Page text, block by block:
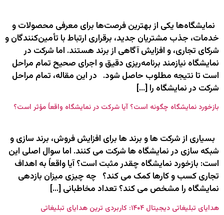
نمایشگاه‌ها یکی از بهترین فرصت‌ها برای معرفی محصولات و
خدمات، جذب مشتریان جدید، برقراری ارتباط با تأمین‌کنندگان و
شرکای تجاری، و افزایش آگاهی از برند هستند. اما شرکت در
نمایشگاه نیازمند برنامه‌ریزی دقیق و اجرای صحیح تمام مراحل
است تا نتیجه مطلوب حاصل شود. در این مقاله، تمام مراحل
شرکت در نمایشگاه را […]
بازخورد نمایشگاه چگونه است؟ آیا شرکت در نمایشگاه واقعاً مؤثر است؟
بسیاری از شرکت‌ ها و برند ها برای افزایش فروش، برند سازی و
شبکه‌ سازی در نمایشگاه‌ ها شرکت می‌ کنند. اما سوال اصلی این
است: بازخورد نمایشگاه چقدر مثبت است؟ آیا واقعاً به اهداف
تجاری کسب‌ و کارها کمک می‌ کند؟ چه چیزی میزان بازدهی
نمایشگاه را مشخص می‌ کند؟ تعداد مخاطبانی […]
هدایای تبلیغاتی دیجیتال ۱۴۰۴: کاربردی ترین هدایای تبلیغاتی